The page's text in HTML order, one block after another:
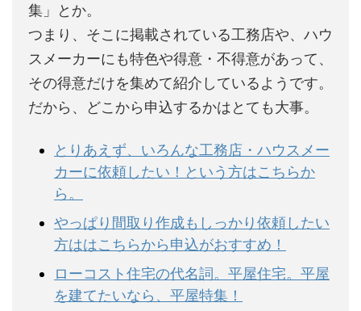
集」とか。
つまり、そこに掲載されている工務店や、ハウ
スメーカーにも特色や得意・不得意があって、
その得意だけを集めて紹介しているようです。
だから、どこから申込するかはとても大事。
とりあえず、いろんな工務店・ハウスメー
カーに依頼したい！という方はこちらか
ら。
やっぱり間取り作成もしっかり依頼したい
方ははこちらから申込がおすすめ！
ローコスト住宅の代名詞。平屋住宅。平屋
を建てたいなら、平屋特集！